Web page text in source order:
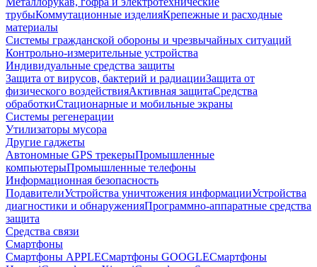
трубыКоммутационные изделияКрепежные и расходные
материалы
Системы гражданской обороны и чрезвычайных ситуаций
Контрольно-измерительные устройства
Индивидуальные средства защиты
Защита от вирусов, бактерий и радиацииЗащита от
физического воздействияАктивная защитаСредства
обработкиСтационарные и мобильные экраны
Системы регенерации
Утилизаторы мусора
Другие гаджеты
Автономные GPS трекерыПромышленные
компьютерыПромышленные телефоны
Информационная безопасность
ПодавителиУстройства уничтожения информацииУстройства
диагностики и обнаруженияПрограммно-аппаратные средства
защита
Средства связи
Смартфоны
Смартфоны APPLEСмартфоны GOOGLEСмартфоны